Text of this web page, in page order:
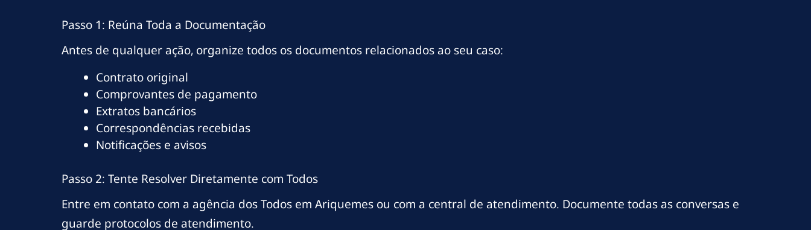
Passo 1: Reúna Toda a Documentação
Antes de qualquer ação, organize todos os documentos relacionados ao seu caso:
Contrato original
Comprovantes de pagamento
Extratos bancários
Correspondências recebidas
Notificações e avisos
Passo 2: Tente Resolver Diretamente com Todos
Entre em contato com a agência dos Todos em Ariquemes ou com a central de atendimento. Documente todas as conversas e
guarde protocolos de atendimento.